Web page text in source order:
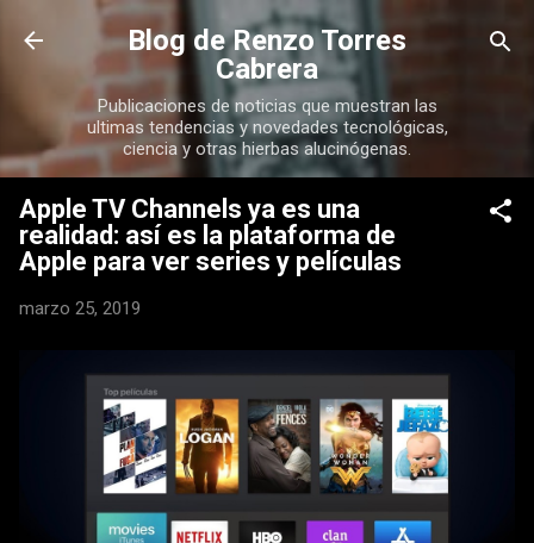
Ir al contenido principal
Blog de Renzo Torres
Cabrera
Publicaciones de noticias que muestran las
ultimas tendencias y novedades tecnológicas,
ciencia y otras hierbas alucinógenas.
Apple TV Channels ya es una
realidad: así es la plataforma de
Apple para ver series y películas
marzo 25, 2019